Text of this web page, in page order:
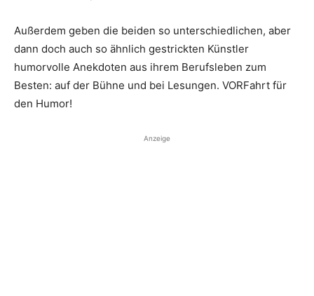
Außerdem geben die beiden so unterschiedlichen, aber
dann doch auch so ähnlich gestrickten Künstler
humorvolle Anekdoten aus ihrem Berufsleben zum
Besten: auf der Bühne und bei Lesungen. VORFahrt für
den Humor!
Anzeige